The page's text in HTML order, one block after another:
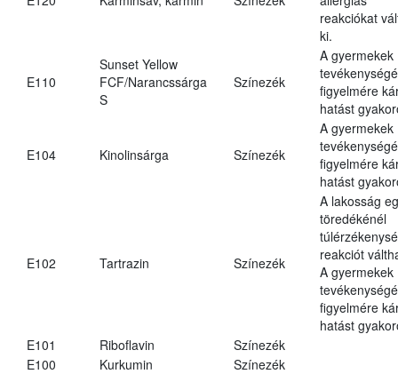
reakciókat
ki.
E110
Sunset Yellow
FCF/Narancssárga
S
Színezék
A gyermekek
figyelmére
hatást
E104 Kinolinsárga Színezék
A gyermekek
figyelmére
hatást
E102 Tartrazin Színezék
A lakosság
töredékénél
reakciót
A gyermekek
figyelmére
hatást
E101
Riboflavin
Színezék
E100
Kurkumin Színezék